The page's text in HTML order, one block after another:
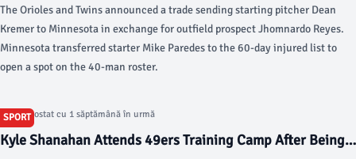
The Orioles and Twins announced a trade sending starting pitcher Dean
Kremer to Minnesota in exchange for outfield prospect Jhomnardo Reyes.
Minnesota transferred starter Mike Paredes to the 60-day injured list to
open a spot on the 40-man roster.
SPORT
Articol postat cu 1 săptămână în urmă
Kyle Shanahan Attends 49ers Training Camp After Being